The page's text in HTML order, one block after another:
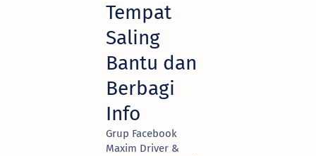
Tempat
Saling
Bantu dan
Berbagi
Info
Grup Facebook
Maxim Driver &